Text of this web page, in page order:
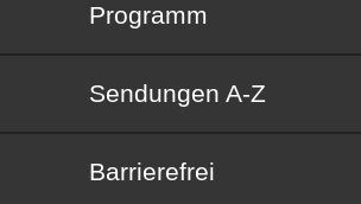
Programm
Sendungen von A bis Z
Sendungen A-Z
Barrierefrei
Barrierefrei